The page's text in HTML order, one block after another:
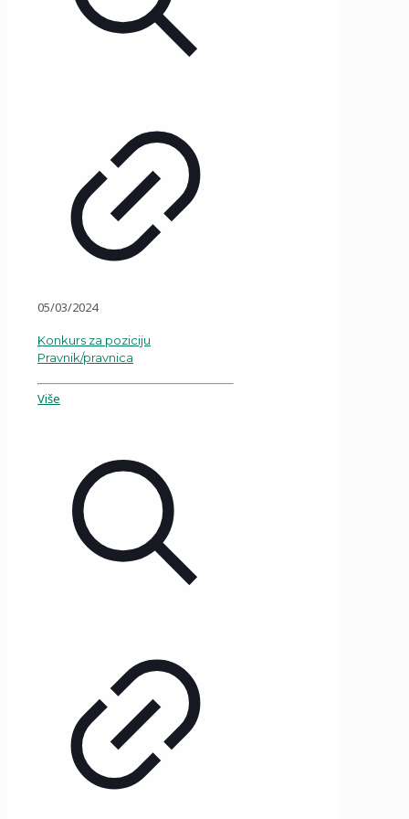
05/03/2024
Konkurs za poziciju
Pravnik/pravnica
Više